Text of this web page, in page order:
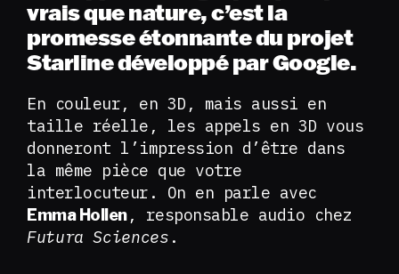
vrais que nature, c’est la
promesse étonnante du projet
Starline développé par Google.
En couleur, en 3D, mais aussi en
taille réelle, les appels en 3D vous
donneront l’impression d’être dans
la même pièce que votre
interlocuteur. On en parle avec
Emma Hollen, responsable audio chez
Futura Sciences .